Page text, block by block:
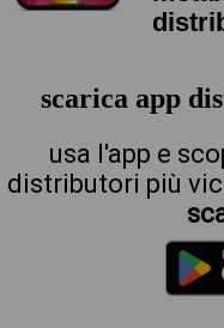
scarica app
usa l'app e
distributori più